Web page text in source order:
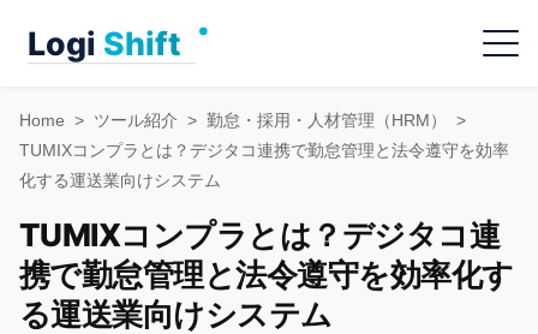
Menu
Home > ツール紹介 > 勤怠・採用・人材管理（HRM）
>
TUMIXコンプラとは？デジタコ連携で勤怠管理と法令遵守を効率
化する運送業向けシステム
TUMIXコンプラとは？デジタコ連
携で勤怠管理と法令遵守を効率化す
る運送業向けシステム